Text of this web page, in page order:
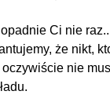
Ci nie
że nikt,
nie